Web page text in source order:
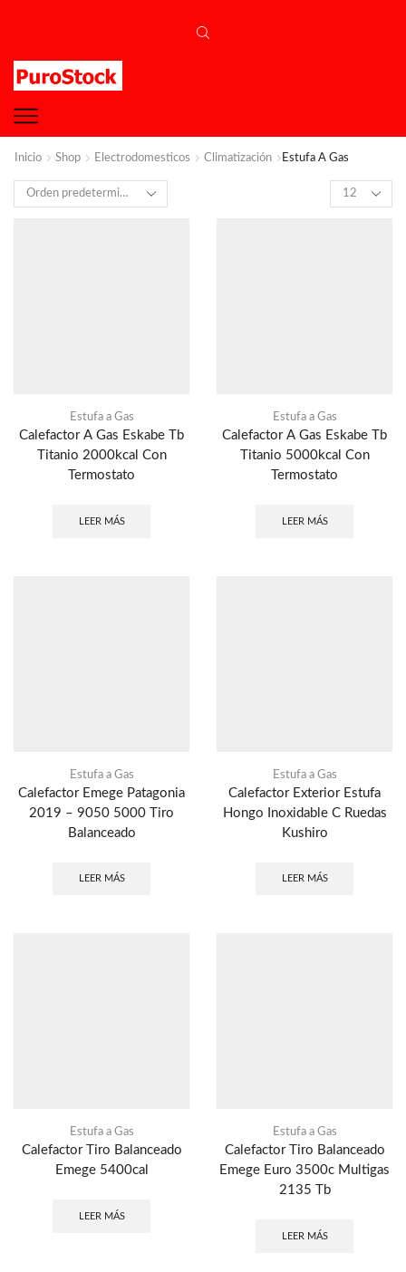
Inicio Shop Electrodomesticos Climatización Estufa A Gas
Estufa a Gas
Calefactor A Gas Eskabe Tb
Titanio 2000kcal Con
Termostato
LEER MÁS
Estufa a Gas
Calefactor A Gas Eskabe Tb
Titanio 5000kcal Con
Termostato
LEER MÁS
Estufa a Gas
Calefactor Emege Patagonia
2019 – 9050 5000 Tiro
Balanceado
LEER MÁS
Estufa a Gas
Calefactor Exterior Estufa
Hongo Inoxidable C Ruedas
Kushiro
LEER MÁS
Estufa a Gas
Calefactor Tiro Balanceado
Emege 5400cal
LEER MÁS
Estufa a Gas
Calefactor Tiro Balanceado
Emege Euro 3500c Multigas
2135 Tb
LEER MÁS